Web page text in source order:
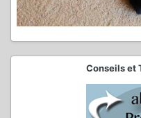
Conseils et